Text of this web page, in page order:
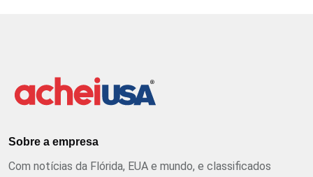
Sobre a empresa
Com notícias da Flórida, EUA e mundo, e classificados